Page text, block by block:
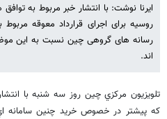
ایرنا نوشت: با انتشار خبر مربوط به
رسانه های گروهی چین نسبت به این
اند.
تلويزيون مركزي چين روز سه شنبه با
كه پيشتر در خصوص خريد چنين سامانه